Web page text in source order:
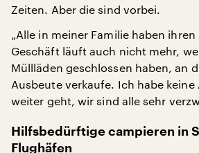
Zeiten. Aber die sind vorbei.
„Alle in meiner Familie haben
Geschäft läuft auch nicht mehr,
Müllläden geschlossen haben, an
Ausbeute verkaufe. Ich habe keine
weiter geht, wir sind alle sehr
Hilfsbedürftige campieren in
Flughäfen